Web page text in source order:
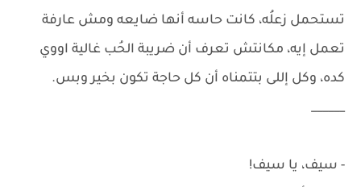
تستحمل زعلُه، كانت حاسه أنها ضايعه ومش عارفة
تعمل إيه، مكانتش تعرف أن ضريبة الحُب غالية اووي
كده، وكل إللى بتتمناه أن كل حاجة تكون بخير وبس.
______
- سيف، يا سيف!